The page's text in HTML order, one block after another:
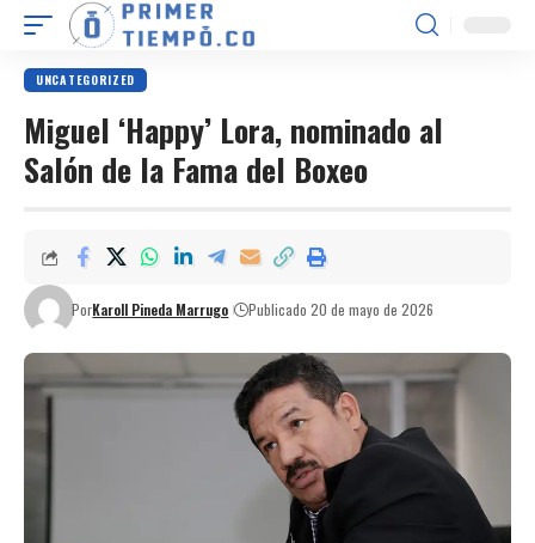
UNCATEGORIZED
Miguel ‘Happy’ Lora, nominado al
Salón de la Fama del Boxeo
PorKaroll Pineda Marrugo Publicado 20 de mayo de 2026